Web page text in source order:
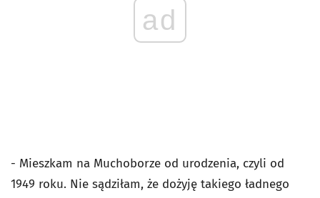
ad
- Mieszkam na Muchoborze od urodzenia, czyli od
1949 roku. Nie sądziłam, że dożyję takiego ładnego